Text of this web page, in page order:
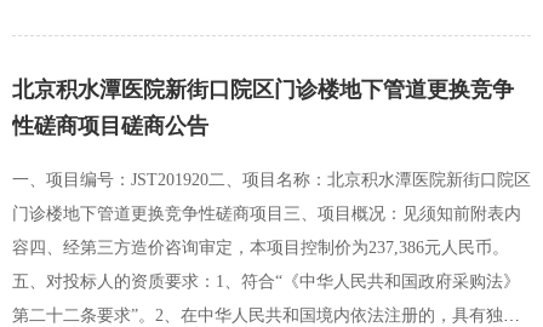
合同。正式合同执行期限一般为三年。5．资格要求：投标单位需满足
合、承认并承诺履行本文件各项规定的国内法人和其他组织。5.2具有
排放污染物许可证明（以投标文件所附复印件为证明材料）；具有医
疗洗涤ISO9001-2015质量管理认证（提供证书复印件加盖公章）；5.3
具有医院洗涤服务案例（以合同及验收报告为准）。5.4具有履行合同
所必需的设备和专业技术能力。5.5 公司日洗涤能力3万件（含）以上
的。5.6项目主要管理人员和主要专业技术人员有专业技术证书，公司
有相关的岗…
北京积水潭医院新街口院区门诊楼地下管道更换竞争
性磋商项目磋商公告
一、项目编号：JST201920二、项目名称：北京积水潭医院新街口院区
门诊楼地下管道更换竞争性磋商项目三、项目概况：见须知前附表内
容四、经第三方造价咨询审定，本项目控制价为237,386元人民币。
五、对投标人的资质要求：1、符合“《中华人民共和国政府采购法》
第二十二条要求”。2、在中华人民共和国境内依法注册的，具有独立